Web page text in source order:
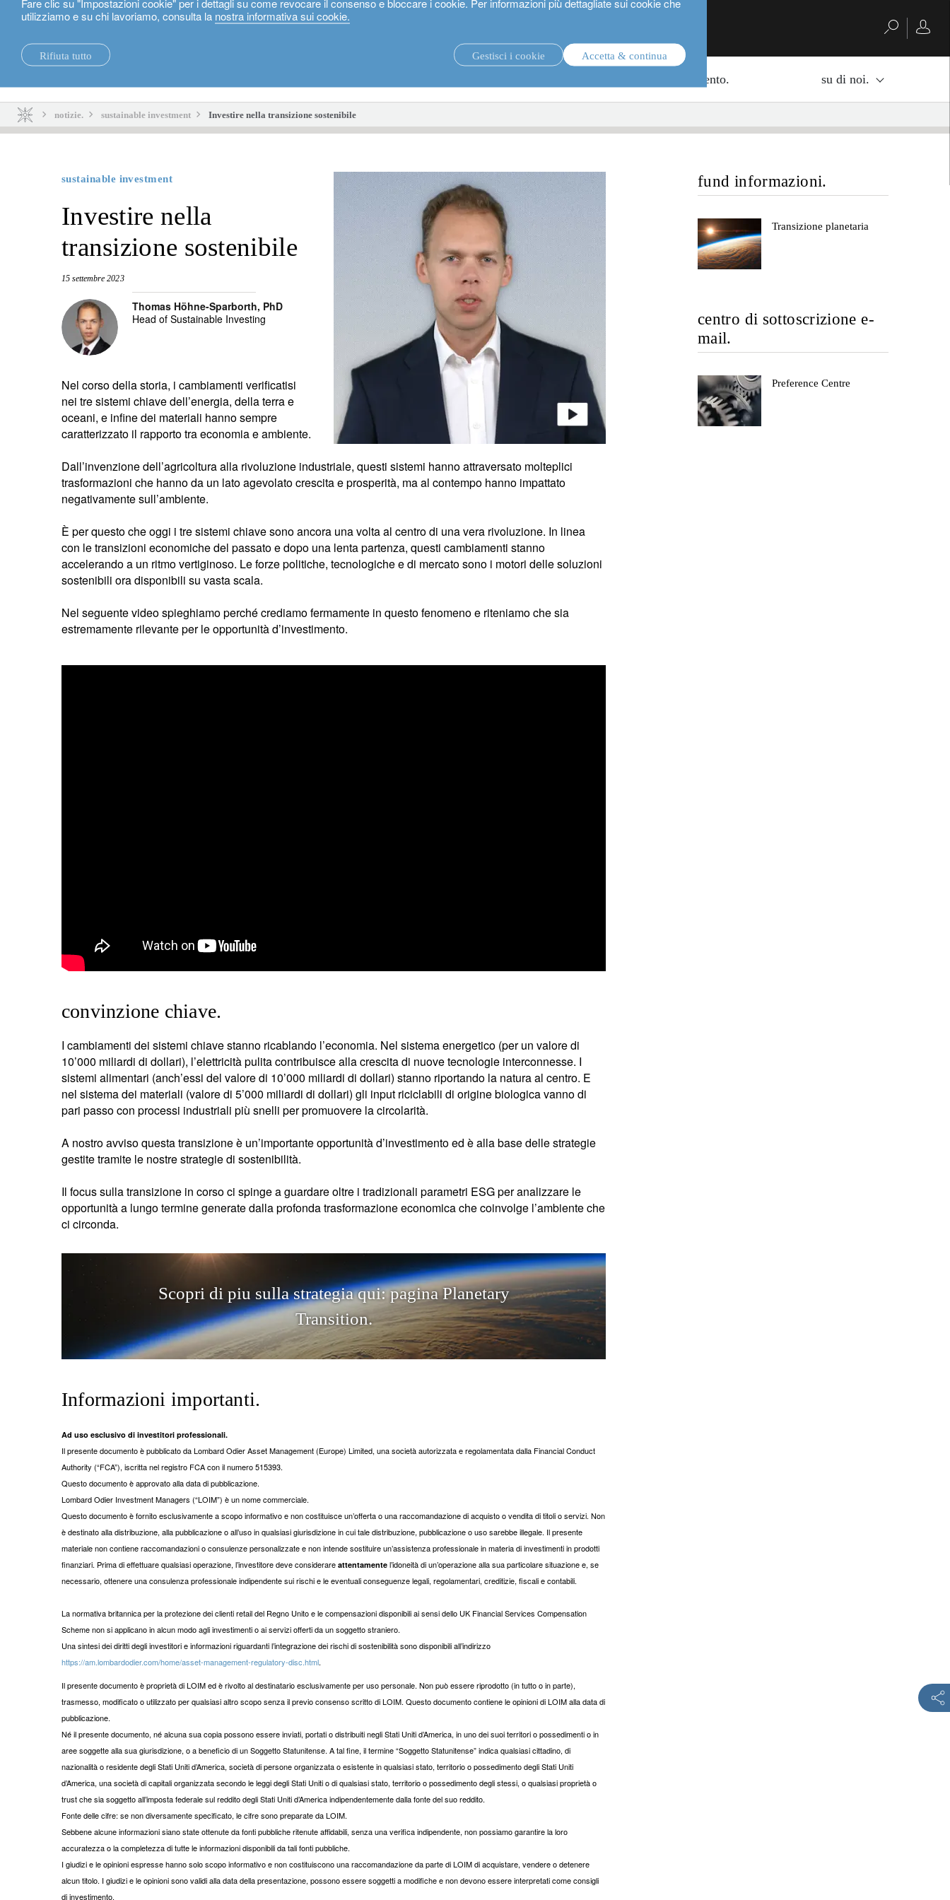
utilizziamo e su chi lavoriamo, consulta la nostra informativa sui cookie.
Rifiuta tutto Gestisci i cookie Accetta & continua
fondi di investimento. su di noi.
notizie. sustainable investment Investire nella transizione sostenibile
sustainable investment
Investire nella
transizione sostenibile
15 settembre 2023
Thomas Höhne-Sparborth, PhD
Head of Sustainable Investing
Nel corso della storia, i cambiamenti verificatisi
nei tre sistemi chiave dell’energia, della terra e
oceani, e infine dei materiali hanno sempre
caratterizzato il rapporto tra economia e ambiente.
Dall’invenzione dell’agricoltura alla rivoluzione industriale, questi sistemi hanno attraversato molteplici
trasformazioni che hanno da un lato agevolato crescita e prosperità, ma al contempo hanno impattato
negativamente sull’ambiente.
È per questo che oggi i tre sistemi chiave sono ancora una volta al centro di una vera rivoluzione. In linea
con le transizioni economiche del passato e dopo una lenta partenza, questi cambiamenti stanno
accelerando a un ritmo vertiginoso. Le forze politiche, tecnologiche e di mercato sono i motori delle soluzioni
sostenibili ora disponibili su vasta scala.
Nel seguente video spieghiamo perché crediamo fermamente in questo fenomeno e riteniamo che sia
estremamente rilevante per le opportunità d’investimento.
convinzione chiave.
I cambiamenti dei sistemi chiave stanno ricablando l’economia. Nel sistema energetico (per un valore di
10’000 miliardi di dollari), l’elettricità pulita contribuisce alla crescita di nuove tecnologie interconnesse. I
sistemi alimentari (anch’essi del valore di 10’000 miliardi di dollari) stanno riportando la natura al centro. E
nel sistema dei materiali (valore di 5’000 miliardi di dollari) gli input riciclabili di origine biologica vanno di
pari passo con processi industriali più snelli per promuovere la circolarità.
A nostro avviso questa transizione è un’importante opportunità d’investimento ed è alla base delle strategie
gestite tramite le nostre strategie di sostenibilità.
Il focus sulla transizione in corso ci spinge a guardare oltre i tradizionali parametri ESG per analizzare le
opportunità a lungo termine generate dalla profonda trasformazione economica che coinvolge l’ambiente che
ci circonda.
Scopri di piu sulla strategia qui: pagina Planetary
Transition.
Informazioni importanti.
Ad uso esclusivo di investitori professionali.
Il presente documento è pubblicato da Lombard Odier Asset Management (Europe) Limited, una società autorizzata e regolamentata dalla Financial Conduct
Authority (“FCA”), iscritta nel registro FCA con il numero 515393.
Questo documento è approvato alla data di pubblicazione.
Lombard Odier Investment Managers (“LOIM”) è un nome commerciale.
Questo documento è fornito esclusivamente a scopo informativo e non costituisce un’offerta o una raccomandazione di acquisto o vendita di titoli o servizi. Non
è destinato alla distribuzione, alla pubblicazione o all’uso in qualsiasi giurisdizione in cui tale distribuzione, pubblicazione o uso sarebbe illegale. Il presente
materiale non contiene raccomandazioni o consulenze personalizzate e non intende sostituire un’assistenza professionale in materia di investimenti in prodotti
finanziari. Prima di effettuare qualsiasi operazione, l’investitore deve considerare attentamente l’idoneità di un’operazione alla sua particolare situazione e, se
necessario, ottenere una consulenza professionale indipendente sui rischi e le eventuali conseguenze legali, regolamentari, creditizie, fiscali e contabili.
La normativa britannica per la protezione dei clienti retail del Regno Unito e le compensazioni disponibili ai sensi dello UK Financial Services Compensation
Scheme non si applicano in alcun modo agli investimenti o ai servizi offerti da un soggetto straniero.
Una sintesi dei diritti degli investitori e informazioni riguardanti l’integrazione dei rischi di sostenibilità sono disponibili all’indirizzo
https://am.lombardodier.com/home/asset-management-regulatory-disc.html.
Il presente documento è proprietà di LOIM ed è rivolto al destinatario esclusivamente per uso personale. Non può essere riprodotto (in tutto o in parte),
trasmesso, modificato o utilizzato per qualsiasi altro scopo senza il previo consenso scritto di LOIM. Questo documento contiene le opinioni di LOIM alla data di
pubblicazione.
Né il presente documento, né alcuna sua copia possono essere inviati, portati o distribuiti negli Stati Uniti d’America, in uno dei suoi territori o possedimenti o in
aree soggette alla sua giurisdizione, o a beneficio di un Soggetto Statunitense. A tal fine, il termine “Soggetto Statunitense” indica qualsiasi cittadino, di
nazionalità o residente degli Stati Uniti d’America, società di persone organizzata o esistente in qualsiasi stato, territorio o possedimento degli Stati Uniti
d’America, una società di capitali organizzata secondo le leggi degli Stati Uniti o di qualsiasi stato, territorio o possedimento degli stessi, o qualsiasi proprietà o
trust che sia soggetto all’imposta federale sul reddito degli Stati Uniti d’America indipendentemente dalla fonte del suo reddito.
Fonte delle cifre: se non diversamente specificato, le cifre sono preparate da LOIM.
Sebbene alcune informazioni siano state ottenute da fonti pubbliche ritenute affidabili, senza una verifica indipendente, non possiamo garantire la loro
accuratezza o la completezza di tutte le informazioni disponibili da tali fonti pubbliche.
I giudizi e le opinioni espresse hanno solo scopo informativo e non costituiscono una raccomandazione da parte di LOIM di acquistare, vendere o detenere
alcun titolo. I giudizi e le opinioni sono validi alla data della presentazione, possono essere soggetti a modifiche e non devono essere interpretati come consigli
di investimento.
fund informazioni.
Transizione planetaria
centro di sottoscrizione e-
mail.
Preference Centre